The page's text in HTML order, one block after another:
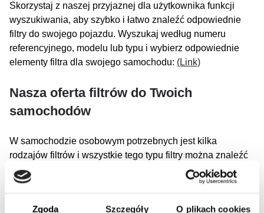
Zgoda Szczegóły O plikach cookies
Skorzystaj z naszej przyjaznej dla użytkownika funkcji
wyszukiwania, aby szybko i łatwo znaleźć odpowiednie
filtry do swojego pojazdu. Wyszukaj według numeru
referencyjnego, modelu lub typu i wybierz odpowiednie
elementy filtra dla swojego samochodu: (Link)
Nasza oferta filtrów do Twoich
samochodów
W samochodzie osobowym potrzebnych jest kilka
rodzajów filtrów i wszystkie tego typu filtry można znaleźć
w SF-Filter. Do najważniejszych filtrów do samochodów
osobowych zaliczają się: filtry powietrza, filtry kabinowe,